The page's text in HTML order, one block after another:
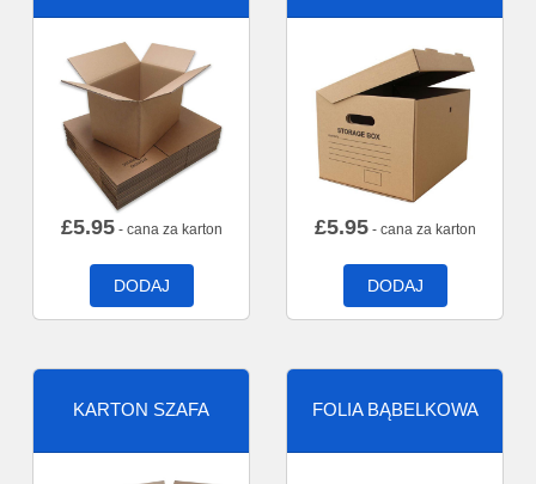
£5.95- cana za karton
DODAJ
£5.95- cana za karton
DODAJ
KARTON SZAFA FOLIA BĄBELKOWA